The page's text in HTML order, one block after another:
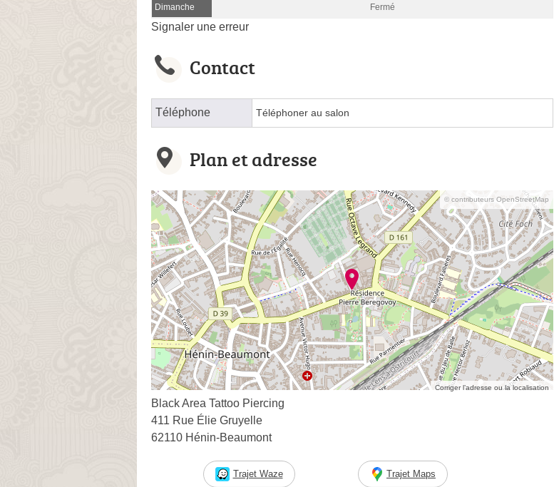
Dimanche Fermé
Signaler une erreur
Contact
Téléphone Téléphoner au salon
Plan et adresse
© contributeurs OpenStreetMap
Corriger l’adresse ou la localisation
Black Area Tattoo Piercing
411 Rue Élie Gruyelle
62110 Hénin-Beaumont
Trajet Waze Trajet Maps